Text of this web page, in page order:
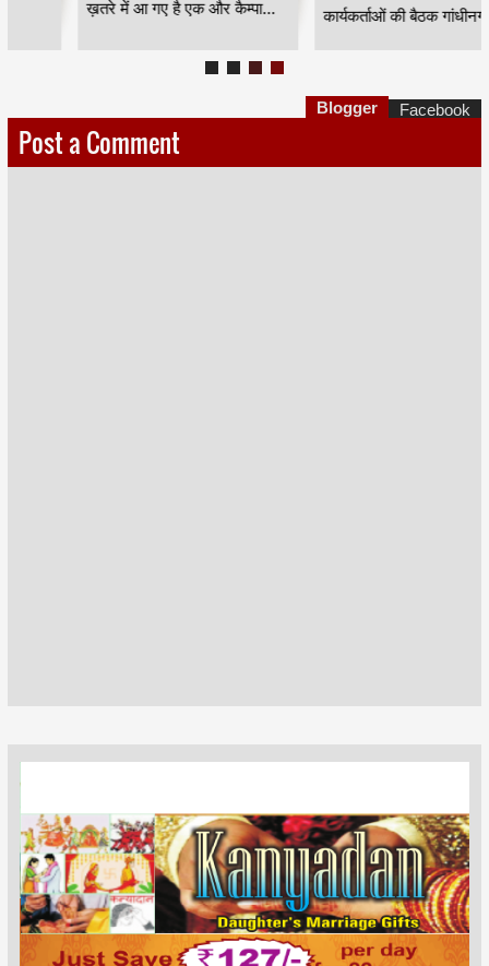
ख़तरे में आ गए है एक और कैम्पा... कार्यकर्ताओं की बैठक गांधीनगर ...
Post a Comment
Blogger Facebook